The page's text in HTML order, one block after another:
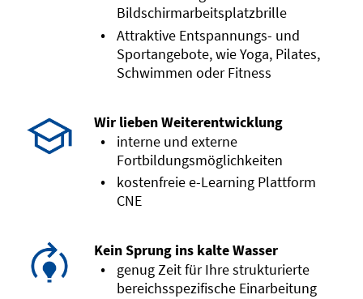
Bildschirmarbeitsplatzbrille
Attraktive Entspannungs- und
Sportangebote, wie Yoga, Pilates,
Schwimmen oder Fitness
Wir lieben Weiterentwicklung
interne und externe
Fortbildungsmöglichkeiten
kostenfreie e-Learning Plattform
CNE
Kein Sprung ins kalte Wasser
genug Zeit für Ihre strukturierte
bereichsspezifische Einarbeitung